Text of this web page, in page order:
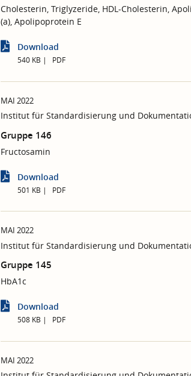
Cholesterin, Triglyzeride, HDL-Cholesterin,
(a), Apolipoprotein E
Download
540 KB PDF
MAI 2022
Institut für Standardisierung und
Gruppe 146
Fructosamin
Download
501 KB PDF
MAI 2022
Institut für Standardisierung und
Gruppe 145
HbA1c
Download
508 KB PDF
MAI 2022